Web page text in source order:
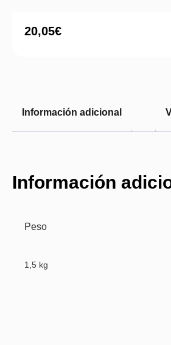
20,05€
Información adicional
Información
Peso
1,5 kg